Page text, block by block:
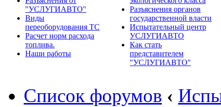
"УСЛУГИАВТО"
Виды
переоборудования ТС
Расчет норм расхода
топлива.
Наши работы
Разъяснения органов
государственной власти
Испытательный центр
УСЛУГИАВТО
Как стать
представителем
"УСЛУГИАВТО"
Список форумов ‹